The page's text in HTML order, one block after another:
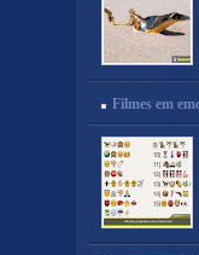
Filmes em